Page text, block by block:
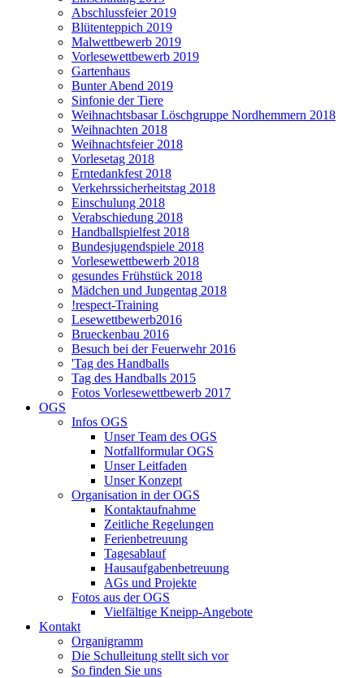
Abschlussfeier 2019
Blütenteppich 2019
Malwettbewerb 2019
Vorlesewettbewerb 2019
Gartenhaus
Bunter Abend 2019
Sinfonie der Tiere
Weihnachtsbasar Löschgruppe Nordhemmern 2018
Weihnachten 2018
Weihnachtsfeier 2018
Vorlesetag 2018
Erntedankfest 2018
Verkehrssicherheitstag 2018
Einschulung 2018
Verabschiedung 2018
Handballspielfest 2018
Bundesjugendspiele 2018
Vorlesewettbewerb 2018
gesundes Frühstück 2018
Mädchen und Jungentag 2018
!respect-Training
Lesewettbewerb2016
Brueckenbau 2016
Besuch bei der Feuerwehr 2016
'Tag des Handballs
Tag des Handballs 2015
Fotos Vorlesewettbewerb 2017
OGS
Infos OGS
Unser Team des OGS
Notfallformular OGS
Unser Leitfaden
Unser Konzept
Organisation in der OGS
Kontaktaufnahme
Zeitliche Regelungen
Ferienbetreuung
Tagesablauf
Hausaufgabenbetreuung
AGs und Projekte
Fotos aus der OGS
Vielfältige Kneipp-Angebote
Kontakt
Organigramm
Die Schulleitung stellt sich vor
So finden Sie uns